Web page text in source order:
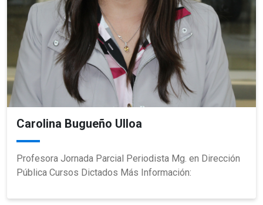
Carolina Bugueño Ulloa
Profesora Jornada Parcial Periodista Mg. en Dirección
Pública Cursos Dictados Más Información: